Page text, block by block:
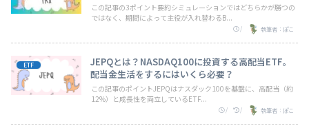
この記事の3ポイント要約シミュレーションではどちらかが勝つの
ではなく、期間によって主役が入れ替わるB...
/ 執筆者：ぽこ
ETF
JEPQとは？NASDAQ100に投資する高配当ETF。
配当金生活をするにはいくら必要？
この記事のポイントJEPQはナスダック100を基盤に、高配当（約
12%）と成長性を両立しているETF...
/ / 執筆者：ぽこ